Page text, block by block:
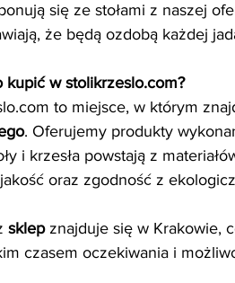
się ze stołami z naszej
że będą ozdobą każdej
kupić w stolikrzeslo.com?
to miejsce, w którym
. Oferujemy produkty
i krzesła powstają z
oraz zgodność z
sklep znajduje się w Krakowie,
czasem oczekiwania i